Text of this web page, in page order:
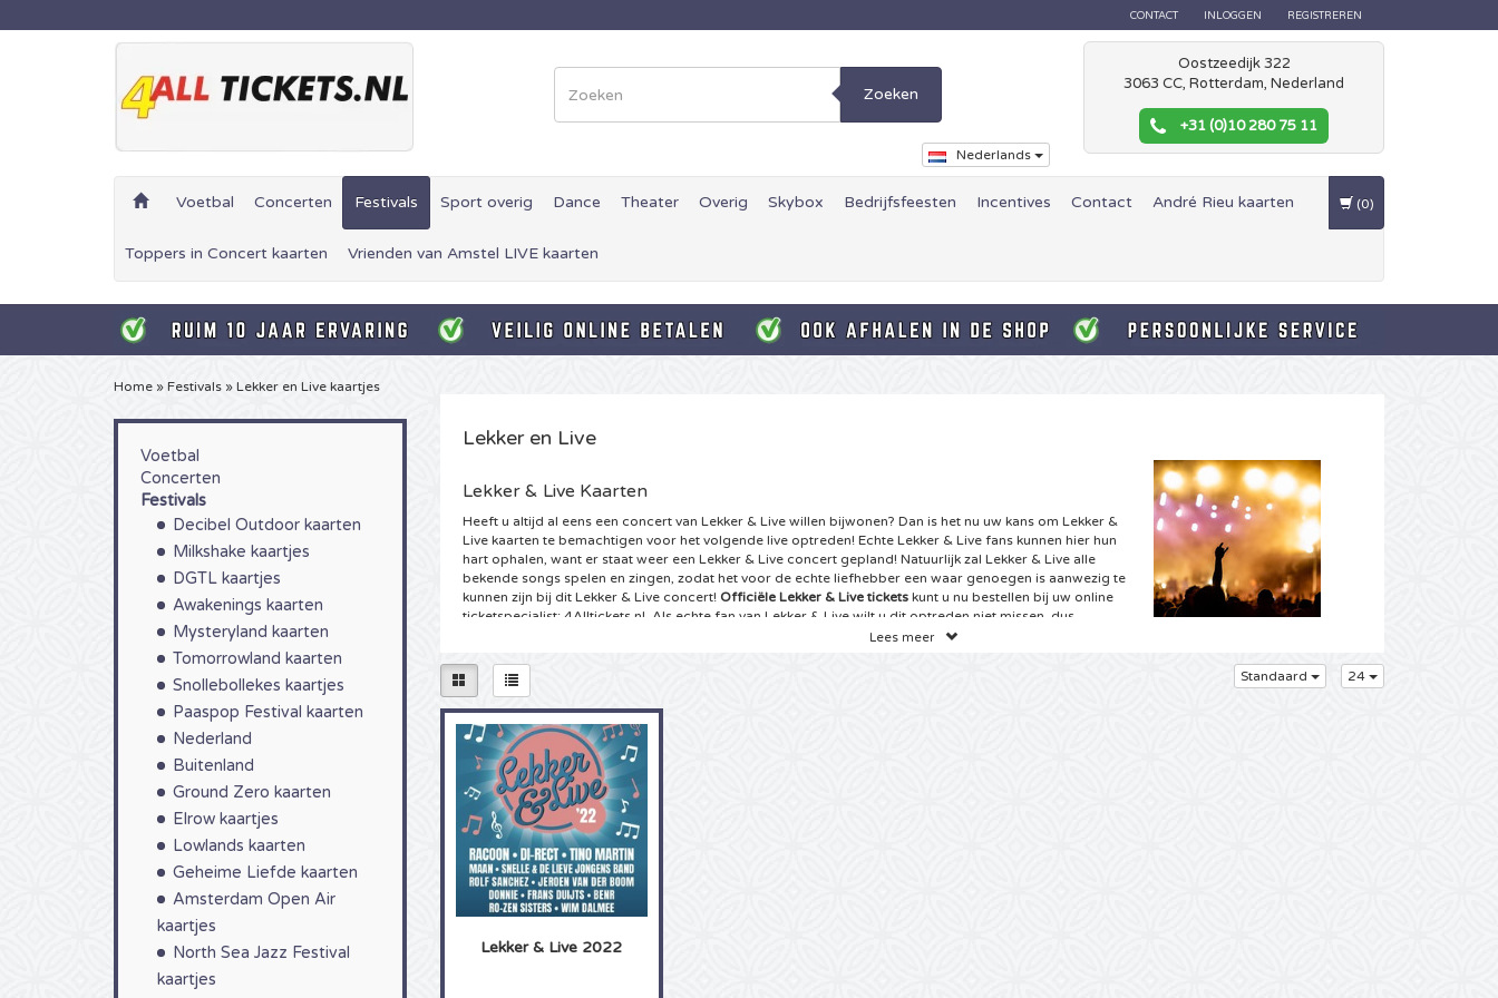
CONTACT INLOGGEN REGISTREREN
Zoeken
Nederlands
Oostzeedijk 322
3063 CC, Rotterdam, Nederland
+31 (0)10 280 75 11
Voetbal Concerten Festivals Sport overig Dance Theater Overig Skybox Bedrijfsfeesten Incentives Contact André Rieu kaarten
Toppers in Concert kaarten Vrienden van Amstel LIVE kaarten
(0)
Home » Festivals » Lekker en Live kaartjes
Voetbal
Concerten
Festivals
Decibel Outdoor kaarten
Milkshake kaartjes
DGTL kaartjes
Awakenings kaarten
Mysteryland kaarten
Tomorrowland kaarten
Snollebollekes kaartjes
Paaspop Festival kaarten
Nederland
Buitenland
Ground Zero kaarten
Elrow kaartjes
Lowlands kaarten
Geheime Liefde kaarten
Amsterdam Open Air
kaartjes
North Sea Jazz Festival
kaartjes
Lekker en Live
Lekker & Live Kaarten
Heeft u altijd al eens een concert van Lekker & Live willen bijwonen? Dan is het nu uw kans om Lekker &
Live kaarten te bemachtigen voor het volgende live optreden! Echte Lekker & Live fans kunnen hier hun
hart ophalen, want er staat weer een Lekker & Live concert gepland! Natuurlijk zal Lekker & Live alle
bekende songs spelen en zingen, zodat het voor de echte liefhebber een waar genoegen is aanwezig te
kunnen zijn bij dit Lekker & Live concert! Officiële Lekker & Live tickets kunt u nu bestellen bij uw online
ticketspecialist: 4Alltickets.nl. Als echte fan van Lekker & Live wilt u dit optreden niet missen, dus
Tickets Lekker & Live Festival
U heeft dé ticketwebsite van het Internet gevonden: voor de beste Lekker & Live kaarten bent u bij
4Alltickets aan het juiste adres! Echte Lekker & Live fans kunnen niet wachten tot de volgende reeks
concerten. Wij hebben goed nieuws voor u! Er staan weer Lekker & Live concerten gepland voor dit jaar!
U kunt een van deze Lekker & Live concerten bezoeken door een keuze te maken uit het brede aanbod
vanLekker & Live kaarten
online. Altijd al live willen meezingen met de bekendste melodieën en
songteksten van de liedjes van Lekker & Live, dat kan! Met tickets van 4Alltickets kunt u alvast beginnen
met oefenen, want vanuit uw luie stoel koopt u nu snel en betrouwbaar de door u gewenste kaarten en
voordat u het weet heeft u de tickets in huis! Aarzel niet langer en boek uw Lekker & Live kaartjes bij uw
ticketspecialist 4Alltickets.nl!
Kaartjes Lekker en Live Barendrecht
uw kast de gehele cd collectie en kent u de songteksten van de meeste Lekker & Live albums uit uw
Lees meer
Standaard 24
Lekker & Live 2022